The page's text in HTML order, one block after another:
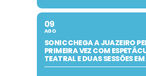
09
AGO
SONIC CHEGA A JUAZEIRO
PRIMEIRA VEZ COM
TEATRAL E DUAS SESSÕES